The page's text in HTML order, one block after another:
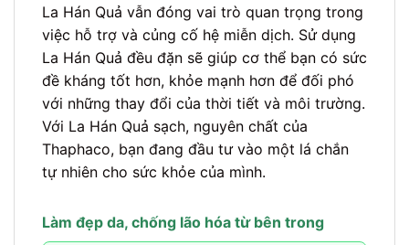
La Hán Quả vẫn đóng vai trò quan trọng trong
việc hỗ trợ và củng cố hệ miễn dịch. Sử dụng
La Hán Quả đều đặn sẽ giúp cơ thể bạn có sức
đề kháng tốt hơn, khỏe mạnh hơn để đối phó
với những thay đổi của thời tiết và môi trường.
Với La Hán Quả sạch, nguyên chất của
Thaphaco, bạn đang đầu tư vào một lá chắn
tự nhiên cho sức khỏe của mình.
Làm đẹp da, chống lão hóa từ bên trong